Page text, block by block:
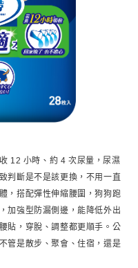
12 小時、約 4 次尿量，尿濕
判斷是不是該更換，不用一直
，搭配彈性伸縮腰圍，狗狗跑
加強型防漏側邊，能降低外出
貼，穿脫、調整都更順手。公
管是散步、聚會、住宿，還是